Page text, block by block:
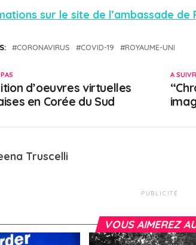
sur le site de l’ambassade de
CORONAVIRUS COVID-19 ROYAUME-UNI
A
d’oeuvres virtuelles
en Corée du Sud
Truscelli
PUBLICITÉ
VOUS AIMEREZ